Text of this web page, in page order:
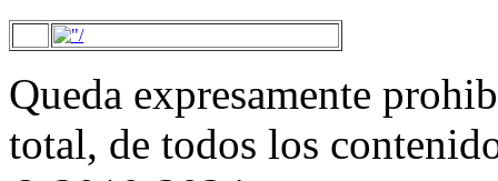
Queda expresamente
total, de todos los